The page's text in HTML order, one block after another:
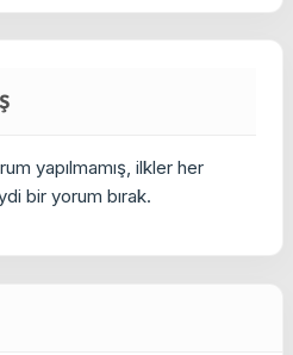
yapılmamış, ilkler her
bir yorum bırak.